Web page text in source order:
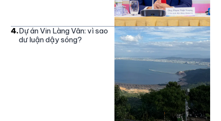
4.Dự án Vin Làng Vân: vì sao
dư luận dậy sóng?